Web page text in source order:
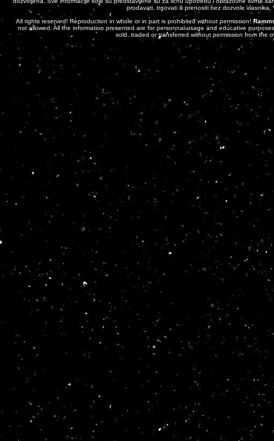
prodavati, trgovati ili prenositi bez dozvole
All rights reserved! Reproduction in whole or in part is prohibited without permission!
not allowed. All the information presented are for personnal usage and educative
sold, traded or transferred without permission from the